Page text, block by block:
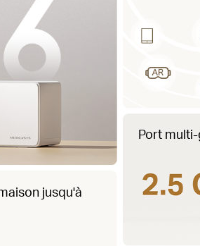
jusqu'à
Port